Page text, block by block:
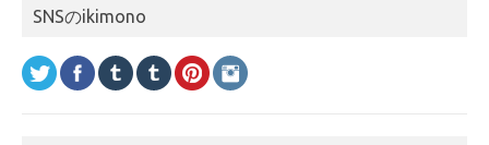
SNSのikimono